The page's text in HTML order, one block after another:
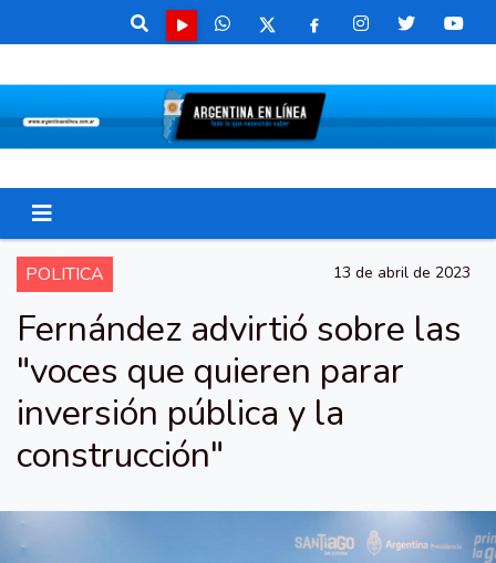
POLITICA 13 de abril de 2023
Fernández advirtió sobre las
"voces que quieren parar
inversión pública y la
construcción"